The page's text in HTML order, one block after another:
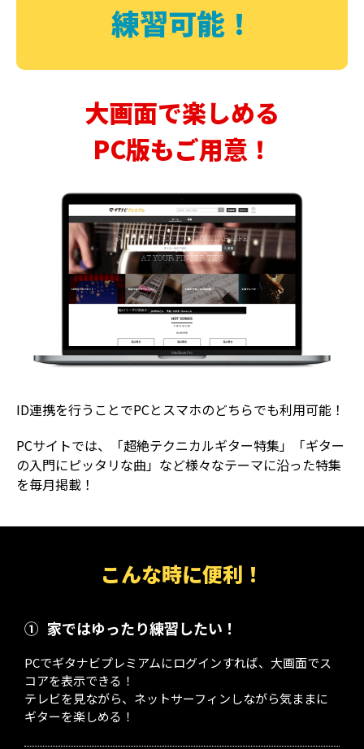
練習可能！
大画面で楽しめる
PC版もご用意！
ID連携を行うことでPCとスマホのどちらでも利用可能！
PCサイトでは、「超絶テクニカルギター特集」「ギター
の入門にピッタリな曲」など様々なテーマに沿った特集
を毎月掲載！
こんな時に便利！
① 家ではゆったり練習したい！
PCでギタナビプレミアムにログインすれば、大画面でス
コアを表示できる！
テレビを見ながら、ネットサーフィンしながら気ままに
ギターを楽しめる！